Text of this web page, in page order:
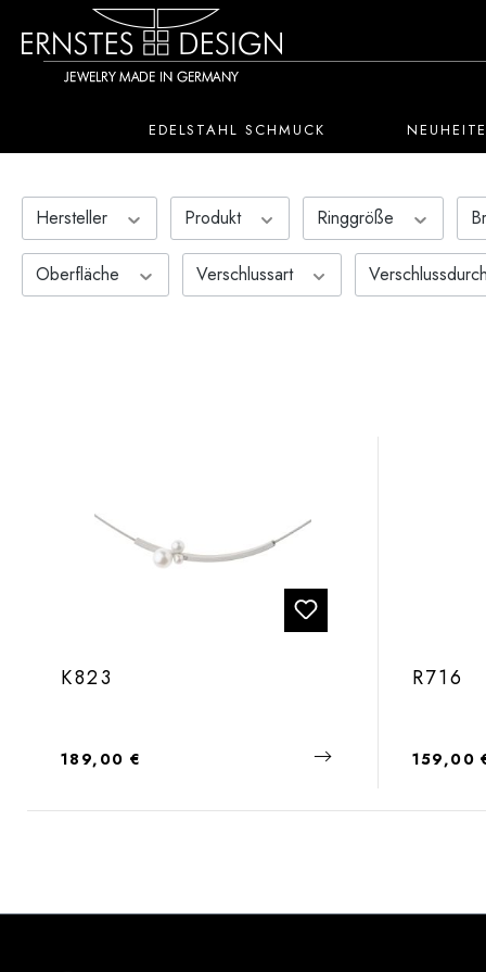
Hauptinhalt springen
Zur Suche springen
Zur Hauptnavigation springen
EDELSTAHL SCHMUCK
Hersteller Produkt Ringgröße
Oberfläche Verschlussart
K823
Regulärer Preis:
189,00 €
R716
Regulärer
159,00